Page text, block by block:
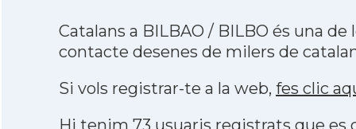
Catalans a BILBAO / BILBO és una
contacte desenes de milers de
Si vols registrar-te a la web, fes clic
Hi tenim 73 usuaris registrats que